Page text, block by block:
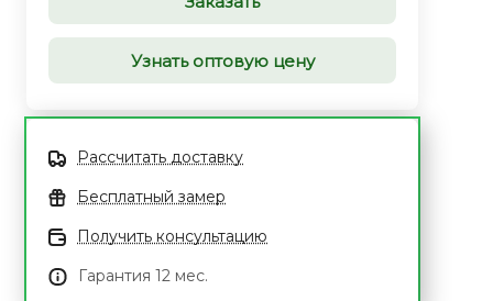
Узнать оптовую цену
Рассчитать доставку
Бесплатный замер
Получить консультацию
Гарантия 12 мес.